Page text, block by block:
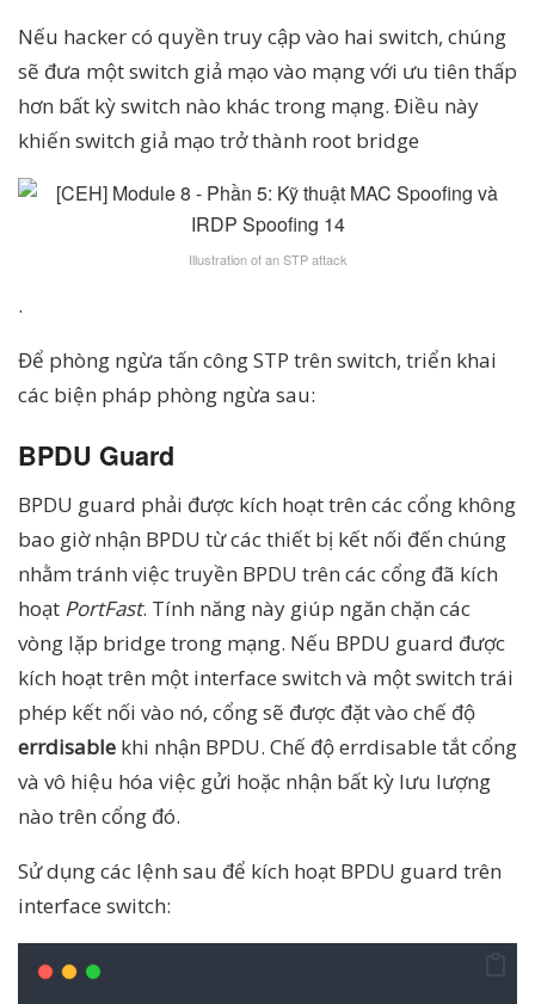
Nếu hacker có quyền truy cập vào hai switch, chúng
sẽ đưa một switch giả mạo vào mạng với ưu tiên thấp
hơn bất kỳ switch nào khác trong mạng. Điều này
khiến switch giả mạo trở thành root bridge
Illustration of an STP attack
.
Để phòng ngừa tấn công STP trên switch, triển khai
các biện pháp phòng ngừa sau:
BPDU Guard
BPDU guard phải được kích hoạt trên các cổng không
bao giờ nhận BPDU từ các thiết bị kết nối đến chúng
nhằm tránh việc truyền BPDU trên các cổng đã kích
hoạt PortFast. Tính năng này giúp ngăn chặn các
vòng lặp bridge trong mạng. Nếu BPDU guard được
kích hoạt trên một interface switch và một switch trái
phép kết nối vào nó, cổng sẽ được đặt vào chế độ
errdisable khi nhận BPDU. Chế độ errdisable tắt cổng
và vô hiệu hóa việc gửi hoặc nhận bất kỳ lưu lượng
nào trên cổng đó.
Sử dụng các lệnh sau để kích hoạt BPDU guard trên
interface switch: